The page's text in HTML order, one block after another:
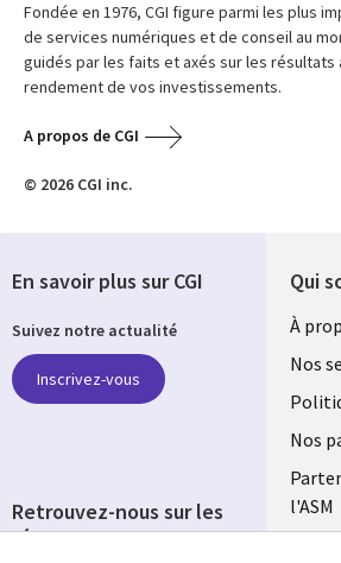
Fondée en 1976, CGI figure parmi les plus
de services numériques et de conseil au
guidés par les faits et axés sur les résultats
rendement de vos investissements.
A propos de CGI
© 2026 CGI inc.
Qui
À
Nos
Nos
l'ASM
En savoir plus sur CGI
Suivez notre actualité
Inscrivez-vous
Retrouvez-nous sur les
réseaux